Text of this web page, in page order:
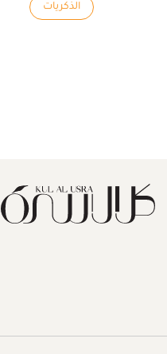
الذكريات